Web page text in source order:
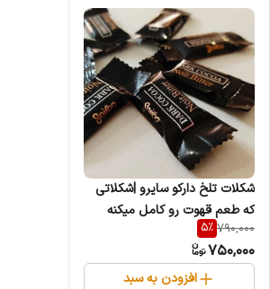
شکلات تلخ دارکو سایرو |شکلاتی
که طعم قهوت رو کامل میکنه
790,000
5%
750,000
افزودن به سبد